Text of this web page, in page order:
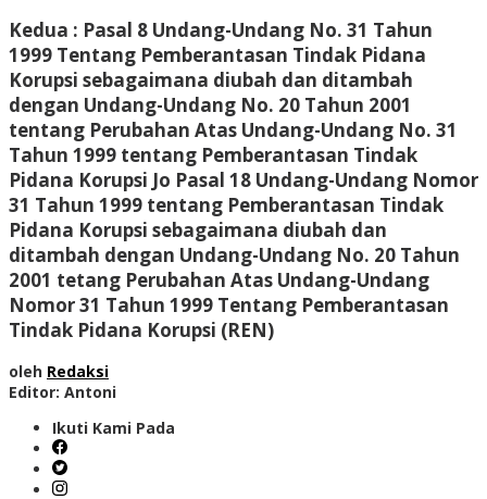
Kedua : Pasal 8 Undang-Undang No. 31 Tahun
1999 Tentang Pemberantasan Tindak Pidana
Korupsi sebagaimana diubah dan ditambah
dengan Undang-Undang No. 20 Tahun 2001
tentang Perubahan Atas Undang-Undang No. 31
Tahun 1999 tentang Pemberantasan Tindak
Pidana Korupsi Jo Pasal 18 Undang-Undang Nomor
31 Tahun 1999 tentang Pemberantasan Tindak
Pidana Korupsi sebagaimana diubah dan
ditambah dengan Undang-Undang No. 20 Tahun
2001 tetang Perubahan Atas Undang-Undang
Nomor 31 Tahun 1999 Tentang Pemberantasan
Tindak Pidana Korupsi (REN)
oleh Redaksi
Editor: Antoni
Ikuti Kami Pada